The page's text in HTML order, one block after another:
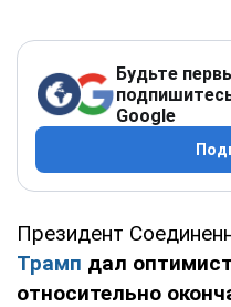
Будьте
Google
Президент
Трамп дал
относительно